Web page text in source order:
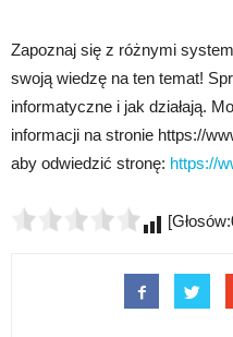
Zapoznaj się z różnymi
swoją wiedzę na ten temat!
informatyczne i jak działają.
informacji na stronie https://
aby odwiedzić stronę: https://